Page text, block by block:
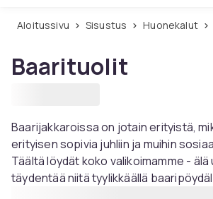
Aloitussivu Sisustus Huonekalut
Baarituolit
Baarijakkaroissa on jotain erityistä,
erityisen sopivia juhliin ja muihin
Täältä löydät koko valikoimamme - älä
täydentää niitä tyylikkäällä